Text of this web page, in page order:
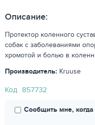
Описание:
Протектор коленного
собак с заболеваниями
хромотой и болью в
Производитель: Kruuse
Код 857732
Сообщить мне, когда